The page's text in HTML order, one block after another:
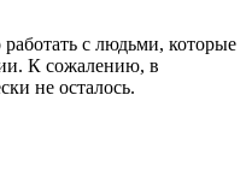
с людьми, которые
К сожалению, в
не осталось.